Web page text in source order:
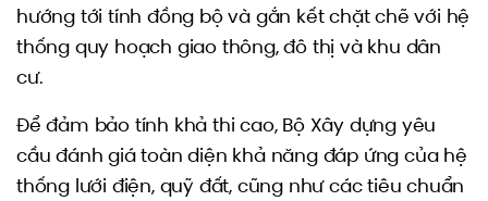
hướng tới tính đồng bộ và gắn kết chặt chẽ với hệ
thống quy hoạch giao thông, đô thị và khu dân
cư.
Để đảm bảo tính khả thi cao, Bộ Xây dựng yêu
cầu đánh giá toàn diện khả năng đáp ứng của hệ
thống lưới điện, quỹ đất, cũng như các tiêu chuẩn